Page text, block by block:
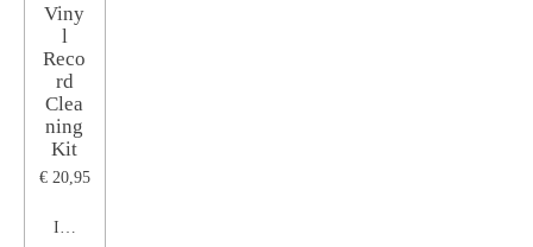
Viny
l
Reco
rd
Clea
ning
Kit
€ 20,95
In winkelwagen